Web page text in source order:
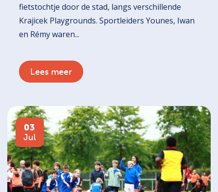
fietstochtje door de stad, langs verschillende
Krajicek Playgrounds. Sportleiders Younes, Iwan
en Rémy waren...
Lees meer
03
Jul